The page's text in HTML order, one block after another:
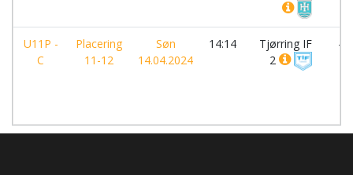
U11P -
C
Placering
11-12
Søn
14.04.2024
14:14
Tjørring IF
2
-